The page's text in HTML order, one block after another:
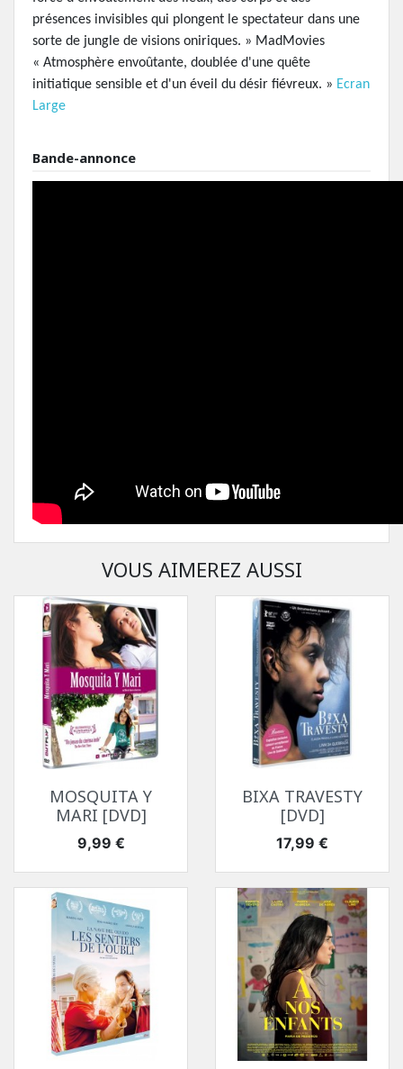
présences invisibles qui plongent le spectateur dans une
sorte de jungle de visions oniriques. » MadMovies
« Atmosphère envoûtante, doublée d'une quête
initiatique sensible et d'un éveil du désir fiévreux. » Ecran
Large
Bande-annonce
VOUS AIMEREZ AUSSI
MOSQUITA Y
MARI [DVD]
Prix
9,99 €
BIXA TRAVESTY
[DVD]
Prix
17,99 €